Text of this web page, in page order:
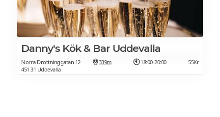
Danny's Kök & Bar Uddevalla
Norra Drottninggatan 12
451 31 Uddevalla
339m 18:00-20:00 55Kr